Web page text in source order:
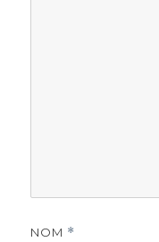
NOM *